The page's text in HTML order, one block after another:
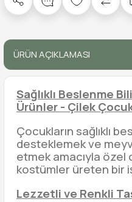
ÜRÜN AÇIKLAMASI
Sağlıklı Beslenme
Ürünler - Çilek
Çocukların sağlıklı
desteklemek ve
etmek amacıyla özel
kostümler üreten bir
Lezzetli ve Renkli